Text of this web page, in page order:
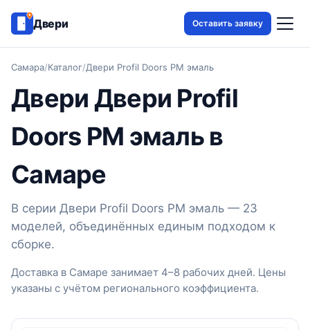
Двери Оставить заявку
Самара/Каталог/Двери Profil Doors PM эмаль
Двери Двери Profil
Doors PM эмаль в
Самаре
В серии Двери Profil Doors PM эмаль — 23
моделей, объединённых единым подходом к
сборке.
Доставка в Самаре занимает 4–8 рабочих дней. Цены
указаны с учётом регионального коэффициента.